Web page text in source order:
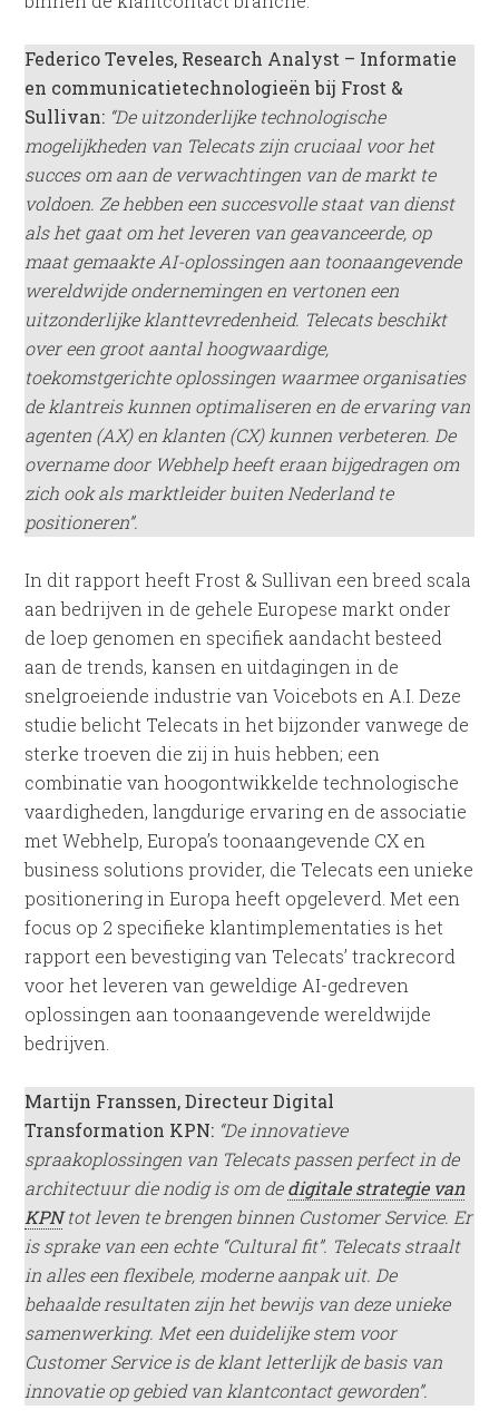
Federico Teveles, Research Analyst – Informatie
en communicatietechnologieën bij Frost &
Sullivan: “De uitzonderlijke technologische
mogelijkheden van Telecats zijn cruciaal voor het
succes om aan de verwachtingen van de markt te
voldoen. Ze hebben een succesvolle staat van dienst
als het gaat om het leveren van geavanceerde, op
maat gemaakte AI-oplossingen aan toonaangevende
wereldwijde ondernemingen en vertonen een
uitzonderlijke klanttevredenheid. Telecats beschikt
over een groot aantal hoogwaardige,
toekomstgerichte oplossingen waarmee organisaties
de klantreis kunnen optimaliseren en de ervaring van
agenten (AX) en klanten (CX) kunnen verbeteren. De
overname door Webhelp heeft eraan bijgedragen om
zich ook als marktleider buiten Nederland te
positioneren”.
In dit rapport heeft Frost & Sullivan een breed scala
aan bedrijven in de gehele Europese markt onder
de loep genomen en specifiek aandacht besteed
aan de trends, kansen en uitdagingen in de
snelgroeiende industrie van Voicebots en A.I. Deze
studie belicht Telecats in het bijzonder vanwege de
sterke troeven die zij in huis hebben; een
combinatie van hoogontwikkelde technologische
vaardigheden, langdurige ervaring en de associatie
met Webhelp, Europa’s toonaangevende CX en
business solutions provider, die Telecats een unieke
positionering in Europa heeft opgeleverd. Met een
focus op 2 specifieke klantimplementaties is het
rapport een bevestiging van Telecats’ trackrecord
voor het leveren van geweldige AI-gedreven
oplossingen aan toonaangevende wereldwijde
bedrijven.
Martijn Franssen, Directeur Digital
Transformation KPN: “De innovatieve
spraakoplossingen van Telecats passen perfect in de
architectuur die nodig is om dedigitale strategie van
KPNtot leven te brengen binnen Customer Service. Er
is sprake van een echte “Cultural fit”. Telecats straalt
in alles een flexibele, moderne aanpak uit. De
behaalde resultaten zijn het bewijs van deze unieke
samenwerking. Met een duidelijke stem voor
Customer Service is de klant letterlijk de basis van
innovatie op gebied van klantcontact geworden”.